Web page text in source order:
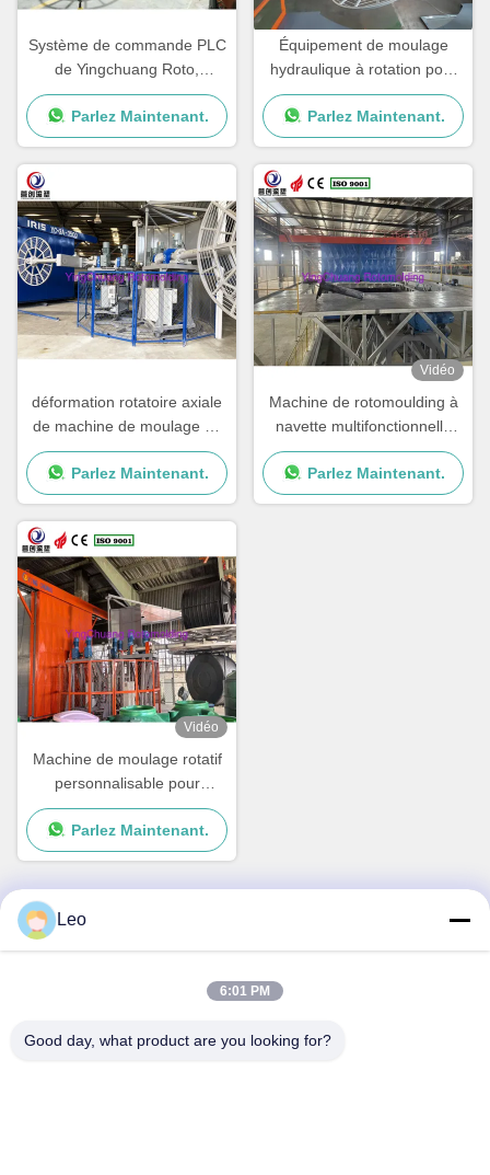
Système de commande PLC
de Yingchuang Roto,
machine électrique de
fabrication de réservoirs
d'eau de chauffage, machine
de rotomolding de carrousel
Parlez Maintenant.
Équipement de moulage
hydraulique à rotation pour
usine de fabrication
Parlez Maintenant.
déformation rotatoire axiale
de machine de moulage du
Bi 20000L anti pour la chaise
en plastique
Parlez Maintenant.
Vidéo
Machine de rotomoulding à
navette multifonctionnelle
pour une production
économe en énergie
Parlez Maintenant.
Vidéo
Machine de moulage rotatif
personnalisable pour
produits en plastique creux
Parlez Maintenant.
Contactez rapidement
No.30 Chuangye West Road, ville de Chunjiang, district de
Leo
6:01 PM
Good day, what product are you looking for?